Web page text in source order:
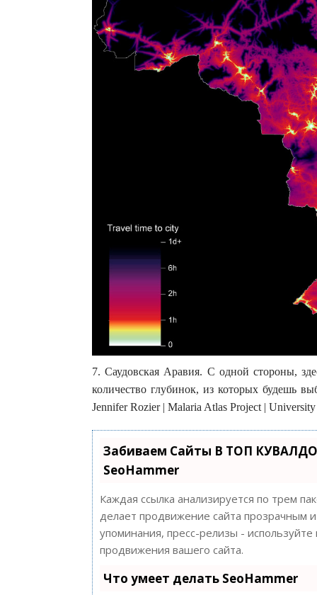
7. Саудовская Аравия. С одной стороны,
количество глубинок, из которых будешь
Jennifer Rozier | Malaria Atlas Project |
Забиваем Сайты В ТОП
SeoHammer
Каждая ссылка анализируется по трем
делает продвижение сайта прозрачным
упоминания, пресс-релизы -
продвижения вашего сайта.
Что умеет делать SeoHammer